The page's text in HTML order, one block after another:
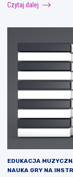
Czytaj dalej
EDUKACJA
NAUKA GRY NA